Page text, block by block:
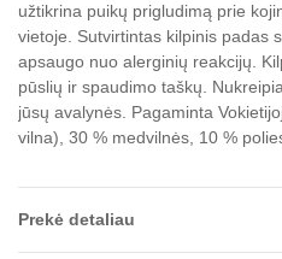
užtikrina puikų prigludimą prie
vietoje.
Sutvirtintas kilpinis padas
apsaugo nuo alerginių reakcijų.
pūslių ir spaudimo taškų.
jūsų avalynės. Pagaminta
vilna), 30 % medvilnės, 10 %
Prekė detaliau